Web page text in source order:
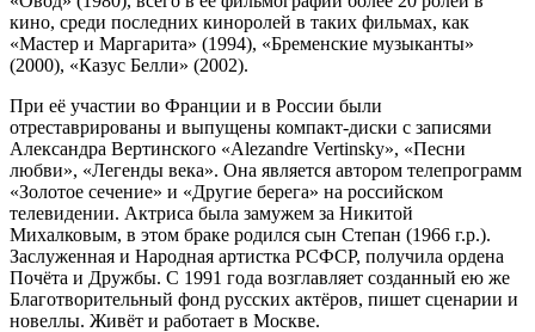
кино, среди последних киноролей в таких фильмах, как
«Мастер и Маргарита» (1994), «Бременские музыканты»
(2000), «Казус Белли» (2002).
При её участии во Франции и в России были
отреставрированы и выпущены компакт-диски с записями
Александра Вертинского «Alezandre Vertinsky», «Песни
любви», «Легенды века». Она является автором телепрограмм
«Золотое сечение» и «Другие берега» на российском
телевидении. Актриса была замужем за Никитой
Михалковым, в этом браке родился сын Степан (1966 г.р.).
Заслуженная и Народная артистка РСФСР, получила ордена
Почёта и Дружбы. С 1991 года возглавляет созданный ею же
Благотворительный фонд русских актёров, пишет сценарии и
новеллы. Живёт и работает в Москве.